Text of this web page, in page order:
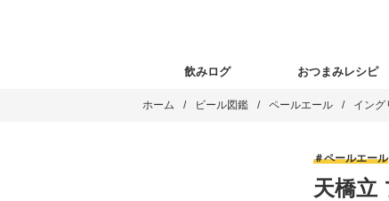
飲みログ おつまみレシピ
ホーム ビール図鑑 ペールエール イング
ペールエール
天橋立